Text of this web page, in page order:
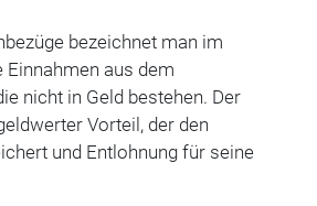
bezeichnet man im
aus dem
nicht in Geld bestehen. Der
Vorteil, der den
und Entlohnung für seine